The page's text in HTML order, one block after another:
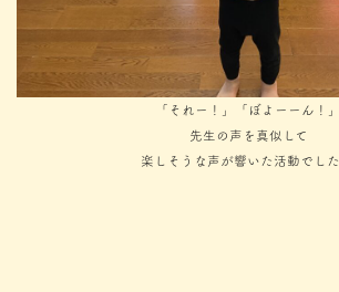
「それー！」「ぼよーーん！」
先生の声を真似して
楽しそうな声が響いた活動でした